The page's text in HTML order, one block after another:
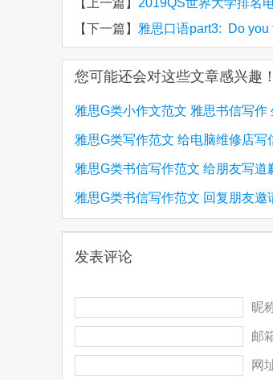
【上一篇】 2019QS世界大学排名
【下一篇】 雅思口语part3: Do you
您可能还会对这些文章感兴趣！
雅思G类小作文范文 雅思书信写作
雅思G类写作范文 给电脑维修店写
雅思G类书信写作范文 给朋友写道
雅思G类书信写作范文 回复朋友邀
发表评论
昵
邮
网